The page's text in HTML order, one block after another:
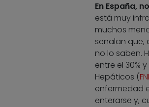
En España,
está muy
muchos
señalan que,
no lo saben.
entre el 30%
Hepáticos (
enfermedad
enterarse y,